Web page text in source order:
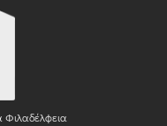
Φιλαδέλφεια